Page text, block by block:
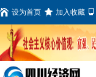
设为首页 加入收藏